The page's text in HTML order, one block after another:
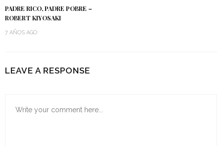
PADRE RICO, PADRE POBRE –
ROBERT KIYOSAKI
7 AÑOS AGO
LEAVE A RESPONSE